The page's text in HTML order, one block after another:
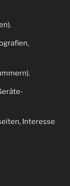
Interesse